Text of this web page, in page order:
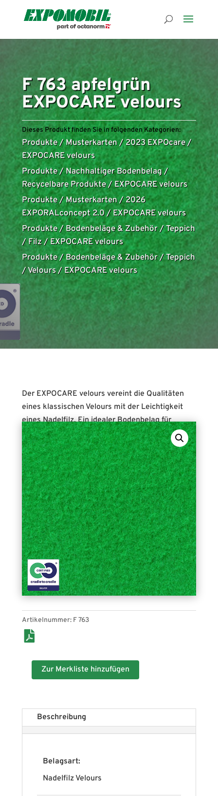
F 763 apfelgrün
EXPOCARE velours
Dieses Produkt finden Sie in folgenden Kategorien:
Produkte/Musterkarten/2023 EXPOcare/
EXPOCARE velours
Produkte/ Nachhaltiger Bodenbelag/
Recycelbare Produkte/EXPOCARE velours
Produkte/Musterkarten/2026
EXPORALconcept 2.0/EXPOCARE velours
Produkte/Bodenbeläge & Zubehör/Teppich
/Filz/EXPOCARE velours
Produkte/Bodenbeläge & Zubehör/Teppich
/Velours/ EXPOCARE velours
Der EXPOCARE velours vereint die Qualitäten
eines klassischen Velours mit der Leichtigkeit
eines Nadelfilz. Ein idealer Bodenbelag für
temporärere Einbauten, da er schnell und einfach
verlegt und wieder aufgenommen werden kann,
eignet er sich auch für längerfristige Verlegungen
oder zum Schutz von Bestandsboden. Eine große
Auswahl an Farben macht ihn ideal für Messe
und Event, für Shop-in-Shop-Konzepte, Pop-Up
Stores und als “roter Teppich”.
Artikelnummer: F 763
Zur Merkliste hinzufügen
Beschreibung
Belagsart:
Nadelfilz Velours